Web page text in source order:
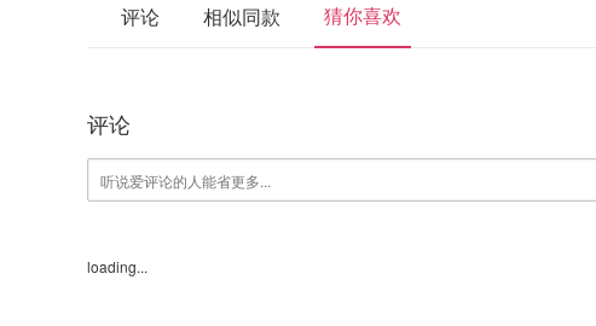
评论 相似同款 猜你喜欢
评论
loading...